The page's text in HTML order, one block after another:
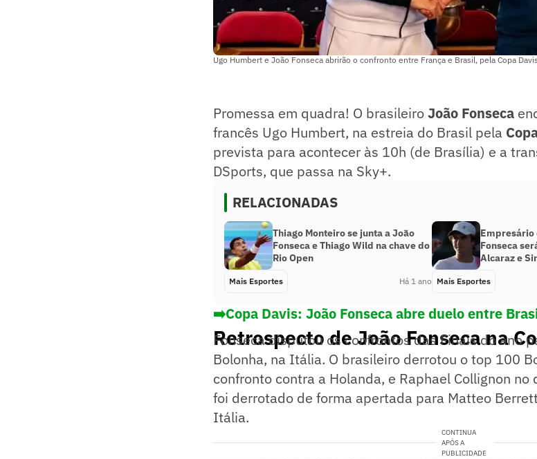
Ugo Humbert e João Fonseca abrirão o confronto entre França e Brasil, pela Copa
Promessa em quadra! O brasileiroJoão Fonseca
francês Ugo Humbert, na estreia do Brasil pela
prevista para acontecer às 10h (de Brasília) e a
DSports, que passa na Sky+.
RELACIONADAS
Thiago Monteiro se junta a João
Fonseca e Thiago Wild na chave do
Rio Open
Mais Esportes Há 1 ano
Empresário
Fonseca
Alcaraz e
Mais Esportes
➡️Copa Davis: João Fonseca abre duelo entre
Retrospecto de João Fonseca na
Fonseca disputou os confrontos das Finais do ano
Bolonha, na Itália. O brasileiro derrotou o top 100
confronto contra a Holanda, e Raphael Collignon no
foi derrotado de forma apertada para Matteo
Itália.
CONTINUA
APÓS A
PUBLICIDADE